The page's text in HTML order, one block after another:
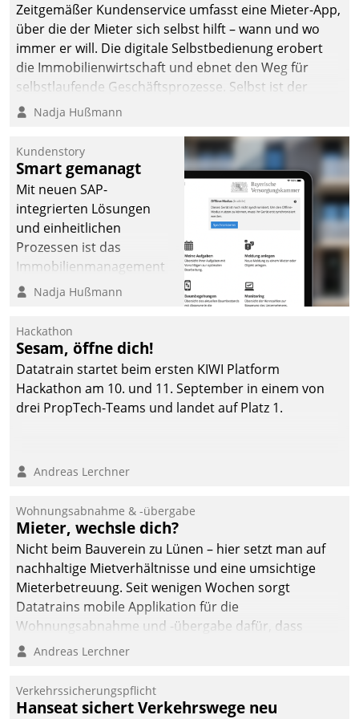
Zeitgemäßer Kundenservice umfasst eine Mieter-App,
über die der Mieter sich selbst hilft – wann und wo
immer er will. Die digitale Selbstbedienung erobert
die Immobilienwirtschaft und ebnet den Weg für
selbstlaufende Geschäftsprozesse. Selbst ist der
Kunde und smart der Serviceanbieter.
Nadja Hußmann
Kundenstory
Smart gemanagt
Mit neuen SAP-
integrierten Lösungen
und einheitlichen
Prozessen ist das
Immobilienmanagement
der Bayerischen
Ressort Kapitalanlage für
künftige Aufgaben und
Herausforderungen
gerüstet.
Nadja Hußmann
Hackathon
Sesam, öffne dich!
Datatrain startet beim ersten KIWI Platform
Hackathon am 10. und 11. September in einem von
drei PropTech-Teams und landet auf Platz 1.
Andreas Lerchner
Wohnungsabnahme & -übergabe
Mieter, wechsle dich?
Nicht beim Bauverein zu Lünen – hier setzt man auf
nachhaltige Mietverhältnisse und eine umsichtige
Mieterbetreuung. Seit wenigen Wochen sorgt
Datatrains mobile Applikation für die
Wohnungsabnahme und -übergabe dafür, dass
Mieter wohlgeordnet kommen und, so es sein muss,
Andreas Lerchner
Verkehrssicherungspflicht
Hanseat sichert Verkehrswege neu